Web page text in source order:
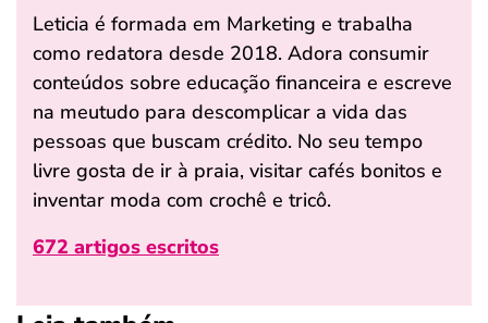
Leticia é formada em Marketing e trabalha
como redatora desde 2018. Adora consumir
conteúdos sobre educação financeira e escreve
na meutudo para descomplicar a vida das
pessoas que buscam crédito. No seu tempo
livre gosta de ir à praia, visitar cafés bonitos e
inventar moda com crochê e tricô.
672 artigos escritos